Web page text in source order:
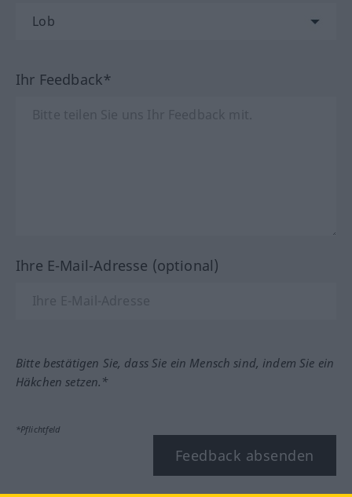
Ihr Feedback*
Ihre E-Mail-Adresse (optional)
Bitte bestätigen Sie, dass Sie ein Mensch sind, indem Sie ein
Häkchen setzen.*
*Pflichtfeld
Feedback absenden